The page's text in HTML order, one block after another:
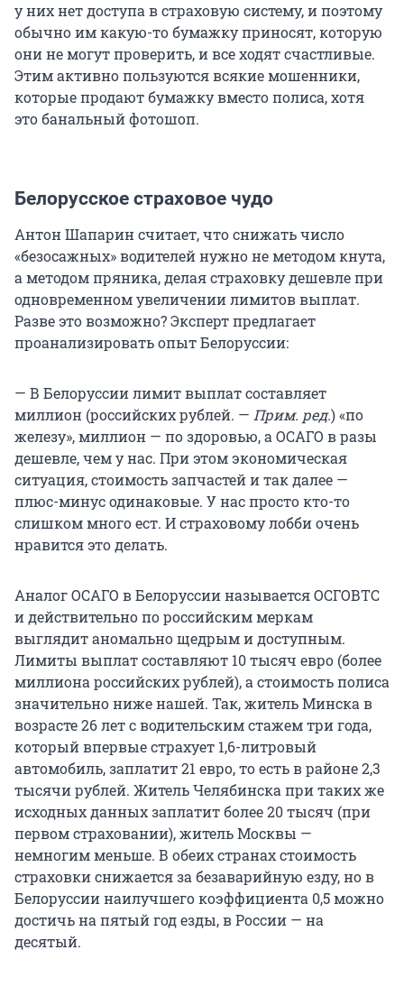
у них нет доступа в страховую систему, и поэтому
обычно им какую-то бумажку приносят, которую
они не могут проверить, и все ходят счастливые.
Этим активно пользуются всякие мошенники,
которые продают бумажку вместо полиса, хотя
это банальный фотошоп.
Белорусское страховое чудо
Антон Шапарин считает, что снижать число
«безосажных» водителей нужно не методом кнута,
а методом пряника, делая страховку дешевле при
одновременном увеличении лимитов выплат.
Разве это возможно? Эксперт предлагает
проанализировать опыт Белоруссии:
— В Белоруссии лимит выплат составляет
миллион (российских рублей. — Прим. ред.) «по
железу», миллион — по здоровью, а ОСАГО в разы
дешевле, чем у нас. При этом экономическая
ситуация, стоимость запчастей и так далее —
плюс-минус одинаковые. У нас просто кто-то
слишком много ест. И страховому лобби очень
нравится это делать.
Аналог ОСАГО в Белоруссии называется ОСГОВТС
и действительно по российским меркам
выглядит аномально щедрым и доступным.
Лимиты выплат составляют 10 тысяч евро (более
миллиона российских рублей), а стоимость полиса
значительно ниже нашей. Так, житель Минска в
возрасте 26 лет с водительским стажем три года,
который впервые страхует 1,6-литровый
автомобиль, заплатит 21 евро, то есть в районе 2,3
тысячи рублей. Житель Челябинска при таких же
исходных данных заплатит более 20 тысяч (при
первом страховании), житель Москвы —
немногим меньше. В обеих странах стоимость
страховки снижается за безаварийную езду, но в
Белоруссии наилучшего коэффициента 0,5 можно
достичь на пятый год езды, в России — на
десятый.